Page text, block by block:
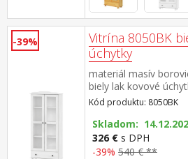
-39%
Vitrína 8050BK
úchytky
materiál masív
biely lak kovové
prevedení černená
kovovými pojazdmi,
variabilné a 1 pevná
Kód produktu: 8050BK
Skladom:
326 € s DPH
-39% 540 € **